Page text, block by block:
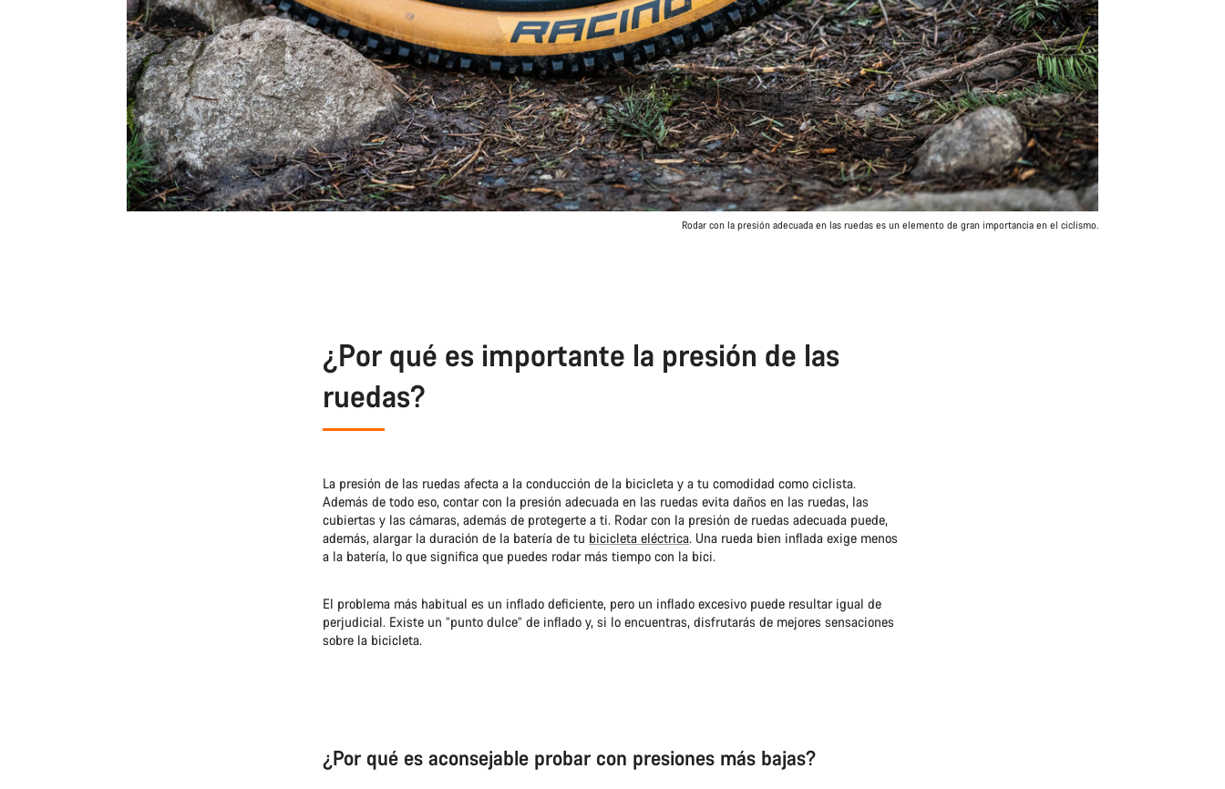
Rodar con la presión adecuada en las ruedas es un elemento de gran importancia en el ciclismo.
¿Por qué es importante la presión de las
ruedas?
La presión de las ruedas afecta a la conducción de la bicicleta y a tu comodidad como ciclista.
Además de todo eso, contar con la presión adecuada en las ruedas evita daños en las ruedas, las
cubiertas y las cámaras, además de protegerte a ti. Rodar con la presión de ruedas adecuada puede,
además, alargar la duración de la batería de tu bicicleta eléctrica. Una rueda bien inflada exige menos
a la batería, lo que significa que puedes rodar más tiempo con la bici.
El problema más habitual es un inflado deficiente, pero un inflado excesivo puede resultar igual de
perjudicial. Existe un “punto dulce” de inflado y, si lo encuentras, disfrutarás de mejores sensaciones
sobre la bicicleta.
¿Por qué es aconsejable probar con presiones más bajas?